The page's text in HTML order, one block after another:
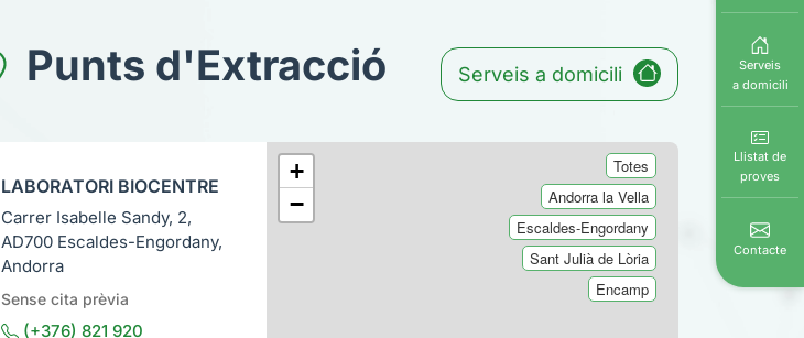
Serveis
a domicili
Llistat de
proves
Contacte
Punts d'Extracció Serveis a domicili
LABORATORI BIOCENTRE
Carrer Isabelle Sandy, 2,
AD700 Escaldes-Engordany,
Andorra
Sense cita prèvia
(+376) 821 920
+
−
Totes
Andorra la Vella
Escaldes-Engordany
Sant Julià de Lòria
Encamp